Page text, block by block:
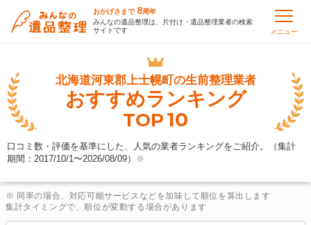
おかげさまで 8周年
みんなの遺品整理は、片付け・遺品整理業者の検索
サイトです
メニュー
北海道河東郡上士幌町の生前整理業者
おすすめランキング
TOP10
口コミ数・評価を基準にした、人気の業者ランキングをご紹介。（集計
期間：2017/10/1〜2026/08/09） ※
※ 同率の場合、対応可能サービスなどを加味して順位を算出します
集計タイミングで、順位が変動する場合があります